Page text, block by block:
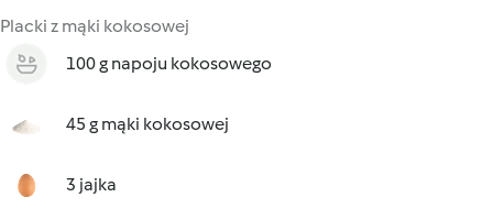
Placki z mąki kokosowej
100 g napoju kokosowego
45 g mąki kokosowej
3 jajka